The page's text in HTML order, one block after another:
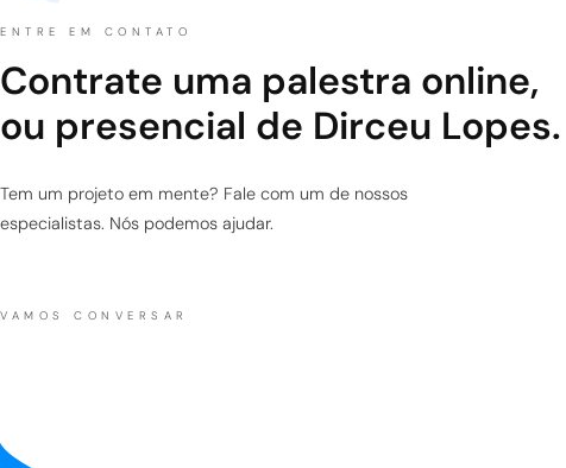
ENTRE EM CONTATO
Contrate uma palestra online,
ou presencial de Dirceu Lopes.
Tem um projeto em mente? Fale com um de nossos
especialistas. Nós podemos ajudar.
VAMOS CONVERSAR